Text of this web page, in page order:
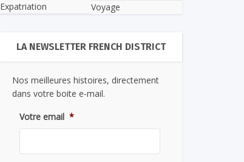
Expatriation
Voyage
LA NEWSLETTER FRENCH DISTRICT
Nos meilleures histoires, directement
dans votre boite e-mail.
Votre email *